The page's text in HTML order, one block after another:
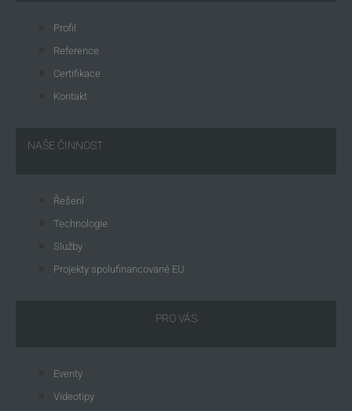
Profil
Reference
Certifikace
Kontakt
NAŠE ČINNOST
Řešení
Technologie
Služby
Projekty spolufinancované EU
PRO VÁS
Eventy
Videotipy